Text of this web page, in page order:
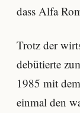
dass Alfa
Trotz der
debütierte
1985 mit
einmal den